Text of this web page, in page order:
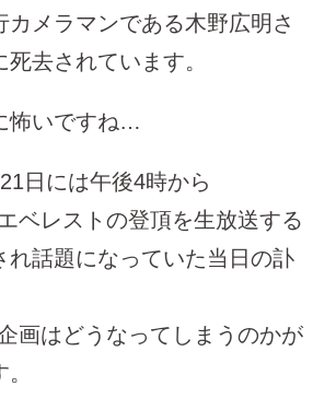
カメラマンである木野広明さ
去されています。
怖いですね…
日には午後4時から
ベレストの登頂を生放送する
れ話題になっていた当日の訃
画はどうなってしまうのかが